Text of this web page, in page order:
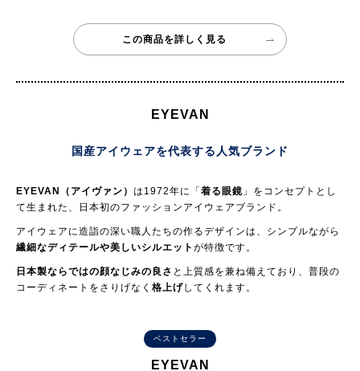
この商品を詳しく見る
EYEVAN
国産アイウェアを代表する人気ブランド
EYEVAN（アイヴァン） は1972年に「 着る眼鏡 」をコンセプトとし
て生まれた、日本初のファッションアイウェアブランド。
アイウェアに造詣の深い職人たちの作るデザインは、シンプルながら
繊細なディテールや美しいシルエット が特徴です。
日本製ならではの顔なじみの良さ と上質感を兼ね備えており、普段の
コーディネートをさりげなく 格上げしてくれます。
ベストセラー
EYEVAN